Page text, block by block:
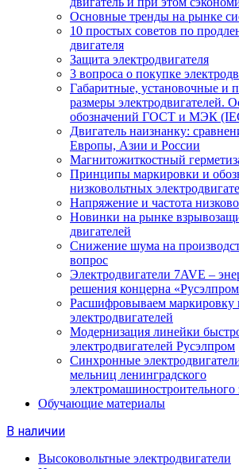
Основные тренды на рынке
10 простых советов по
двигателя
Защита электродвигателя
3 вопроса о покупке
Габаритные, установочные и
размеры электродвигателей.
обозначений ГОСТ и МЭК
Двигатель наизнанку:
Европы, Азии и России
Магнитожиткостный
Принципы маркировки и
низковольтных
Напряжение и частота
Новинки на рынке
двигателей
Снижение шума на
вопрос
Электродвигатели 7AVE –
решения концерна
Расшифровываем
электродвигателей
Модернизация линейки
электродвигателей Русэлпром
Синхронные
мельниц ленинградского
Обучающие материалы
В наличии
Высоковольтные электродвигатели